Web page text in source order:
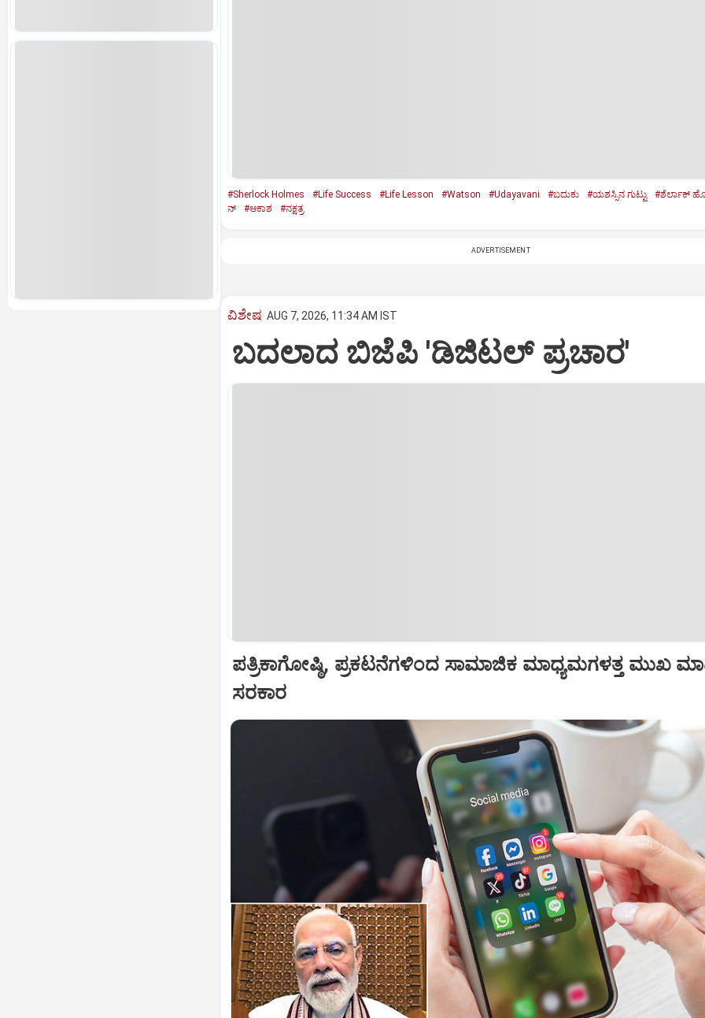
#Sherlock Holmes #Life Success #Life Lesson #Watson #Udayavani #ಬದುಕು #ಯಶಸ್ಸಿನ ಗುಟ್ಟು
#ಶೆರ್ಲಾಕ್‌
ನ್‌
#ಆಕಾಶ #ನಕ್ಷತ್ರ
ADVERTISEMENT
ವಿಶೇಷ AUG 7, 2026, 11:34 AM IST
ಬದಲಾದ ಬಿಜೆಪಿ 'ಡಿಜಿಟಲ್‌ ಪ್ರಚಾರ'
ಪತ್ರಿಕಾಗೋಷ್ಠಿ, ಪ್ರಕಟನೆಗಳಿಂದ ಸಾಮಾಜಿಕ ಮಾಧ್ಯಮಗಳತ್ತ ಮುಖ
ಸರಕಾರ